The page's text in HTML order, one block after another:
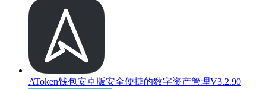
AToken钱包安卓版安全便捷的数字资产管理V3.2.90